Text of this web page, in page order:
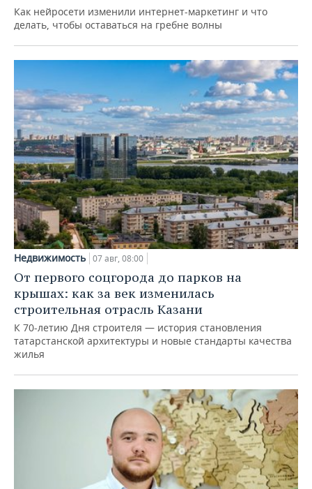
Как нейросети изменили интернет-маркетинг и что
делать, чтобы оставаться на гребне волны
Недвижимость 07 авг, 08:00
От первого соцгорода до парков на
крышах: как за век изменилась
строительная отрасль Казани
К 70-летию Дня строителя — история становления
татарстанской архитектуры и новые стандарты качества
жилья